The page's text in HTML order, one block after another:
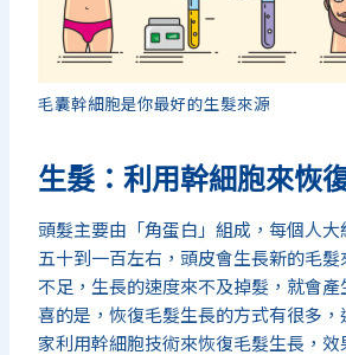
毛囊幹細胞是你最好的生髮來源
生髮：利用幹細胞來恢
頭髮主要由「角蛋白」組成，每個人
五十到一百左右，頭皮會生長新的毛
不足，生長的速度來不及掉髮，就會
喜的是，恢復毛髮生長的方式有很多
家利用幹細胞技術來恢復毛髮生長，效